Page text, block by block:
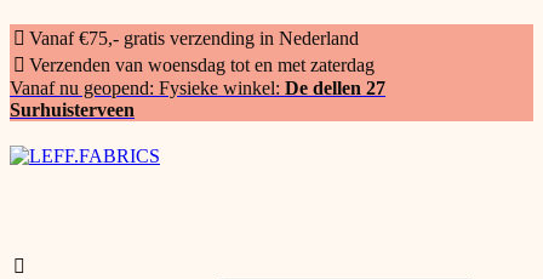
Vanaf €75,- gratis verzending in Nederland
Verzenden van woensdag tot en met zaterdag
Vanaf nu geopend: Fysieke winkel: De dellen 27
Surhuisterveen